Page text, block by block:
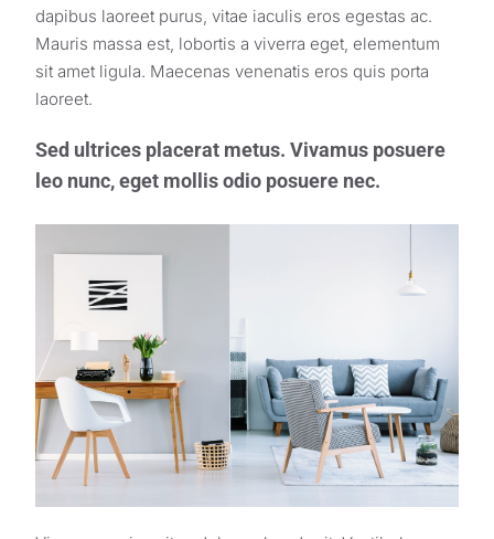
dapibus laoreet purus, vitae iaculis eros egestas ac.
Mauris massa est, lobortis a viverra eget, elementum
sit amet ligula. Maecenas venenatis eros quis porta
laoreet.
Sed ultrices placerat metus. Vivamus posuere
leo nunc, eget mollis odio posuere nec.